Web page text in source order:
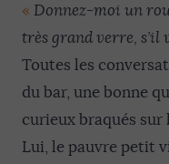
« Donnez-moi un
très grand verre, s’il
Toutes les
du bar, une bonne
curieux braqués sur
Lui, le pauvre petit